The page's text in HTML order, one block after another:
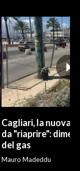
Cagliari, la nuova
da "riaprire":
del gas
Mauro Madeddu